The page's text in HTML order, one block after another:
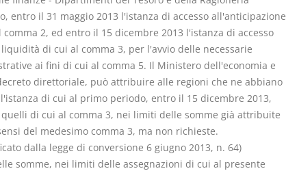
entro il 31 maggio 2013 l'istanza di accesso all'anticipazione
2, ed entro il 15 dicembre 2013 l'istanza di accesso
di cui al comma 3, per l'avvio delle necessarie
ai fini di cui al comma 5. Il Ministero dell'economia e
direttoriale, può attribuire alle regioni che ne abbiano
di cui al primo periodo, entro il 15 dicembre 2013,
di cui al comma 3, nei limiti delle somme già attribuite
del medesimo comma 3, ma non richieste.
dalla legge di conversione 6 giugno 2013, n. 64)
somme, nei limiti delle assegnazioni di cui al presente